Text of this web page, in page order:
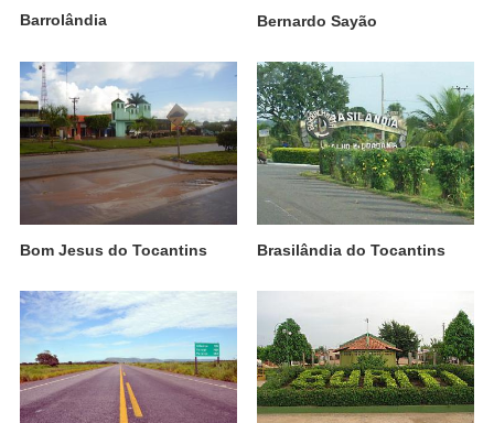
Barrolândia Bernardo Sayão
Bom Jesus do Tocantins Brasilândia do Tocantins